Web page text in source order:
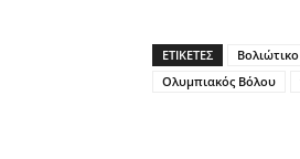
ΕΤΙΚΕΤΕΣ
Ολυμπιακός Βόλου